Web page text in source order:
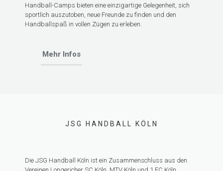
Handball-Camps bieten eine einzigartige Gelegenheit, sich
sportlich auszutoben, neue Freunde zu finden und den
Handballspaß in vollen Zügen zu erleben.
Mehr Infos
JSG HANDBALL KÖLN
Die JSG Handball Köln ist ein Zusammenschluss aus den